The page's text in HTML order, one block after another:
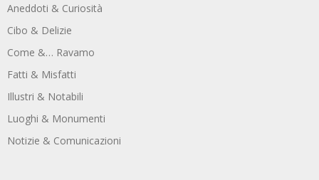
Aneddoti & Curiosità
Cibo & Delizie
Come &… Ravamo
Fatti & Misfatti
Illustri & Notabili
Luoghi & Monumenti
Notizie & Comunicazioni